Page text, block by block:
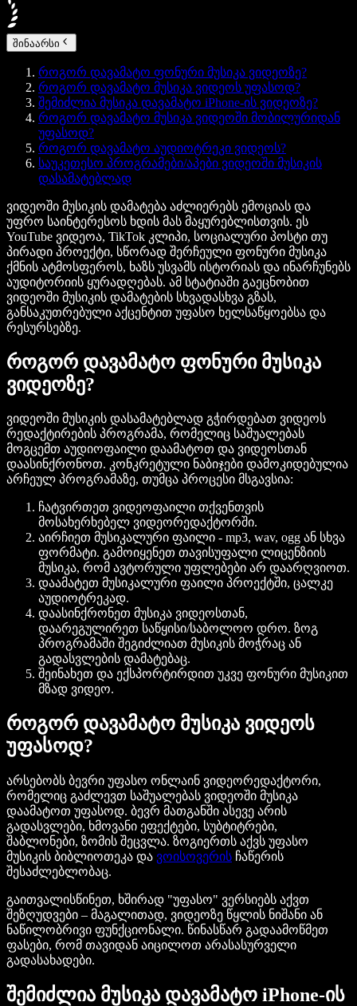
შინაარსი
როგორ დავამატო ფონური მუსიკა ვიდეოზე?
როგორ დავამატო მუსიკა ვიდეოს უფასოდ?
შემიძლია მუსიკა დავამატო iPhone-ის ვიდეოზე?
როგორ დავამატო მუსიკა ვიდეოში მობილურიდან
უფასოდ?
როგორ დავამატო აუდიოტრეკი ვიდეოს?
საუკეთესო პროგრამები/აპები ვიდეოში მუსიკის
დასამატებლად
ვიდეოში მუსიკის დამატება აძლიერებს ემოციას და
უფრო საინტერესოს ხდის მას მაყურებლისთვის. ეს
YouTube ვიდეოა, TikTok კლიპი, სოციალური პოსტი თუ
პირადი პროექტი, სწორად შერჩეული ფონური მუსიკა
ქმნის ატმოსფეროს, ხაზს უსვამს ისტორიას და ინარჩუნებს
აუდიტორიის ყურადღებას. ამ სტატიაში გაეცნობით
ვიდეოში მუსიკის დამატების სხვადასხვა გზას,
განსაკუთრებული აქცენტით უფასო ხელსაწყოებსა და
რესურსებზე.
როგორ დავამატო ფონური მუსიკა
ვიდეოზე?
ვიდეოში მუსიკის დასამატებლად გჭირდებათ ვიდეოს
რედაქტირების პროგრამა, რომელიც საშუალებას
მოგცემთ აუდიოფაილი დაამატოთ და ვიდეოსთან
დაასინქრონოთ. კონკრეტული ნაბიჯები დამოკიდებულია
არჩეულ პროგრამაზე, თუმცა პროცესი მსგავსია:
ჩატვირთეთ ვიდეოფაილი თქვენთვის
მოსახერხებელ ვიდეორედაქტორში.
აირჩიეთ მუსიკალური ფაილი - mp3, wav, ogg ან სხვა
ფორმატი. გამოიყენეთ თავისუფალი ლიცენზიის
მუსიკა, რომ ავტორული უფლებები არ დაარღვიოთ.
დაამატეთ მუსიკალური ფაილი პროექტში, ცალკე
აუდიოტრეკად.
დაასინქრონეთ მუსიკა ვიდეოსთან,
დაარეგულირეთ საწყისი/საბოლოო დრო. ზოგ
პროგრამაში შეგიძლიათ მუსიკის მოჭრაც ან
გადასვლების დამატებაც.
შეინახეთ და ექსპორტირდით უკვე ფონური მუსიკით
მზად ვიდეო.
როგორ დავამატო მუსიკა ვიდეოს
უფასოდ?
არსებობს ბევრი უფასო ონლაინ ვიდეორედაქტორი,
რომელიც გაძლევთ საშუალებას ვიდეოში მუსიკა
დაამატოთ უფასოდ. ბევრ მათგანში ასევე არის
გადასვლები, ხმოვანი ეფექტები, სუბტიტრები,
შაბლონები, ზომის შეცვლა. ზოგიერთს აქვს უფასო
მუსიკის ბიბლიოთეკა და ვოისოვერის ჩაწერის
შესაძლებლობაც.
გაითვალისწინეთ, ხშირად "უფასო" ვერსიებს აქვთ
შეზღუდვები – მაგალითად, ვიდეოზე წყლის ნიშანი ან
ნაწილობრივი ფუნქციონალი. წინასწარ გადაამოწმეთ
ფასები, რომ თავიდან აიცილოთ არასასურველი
გადასახადები.
შემიძლია მუსიკა დავამატო iPhone-ის